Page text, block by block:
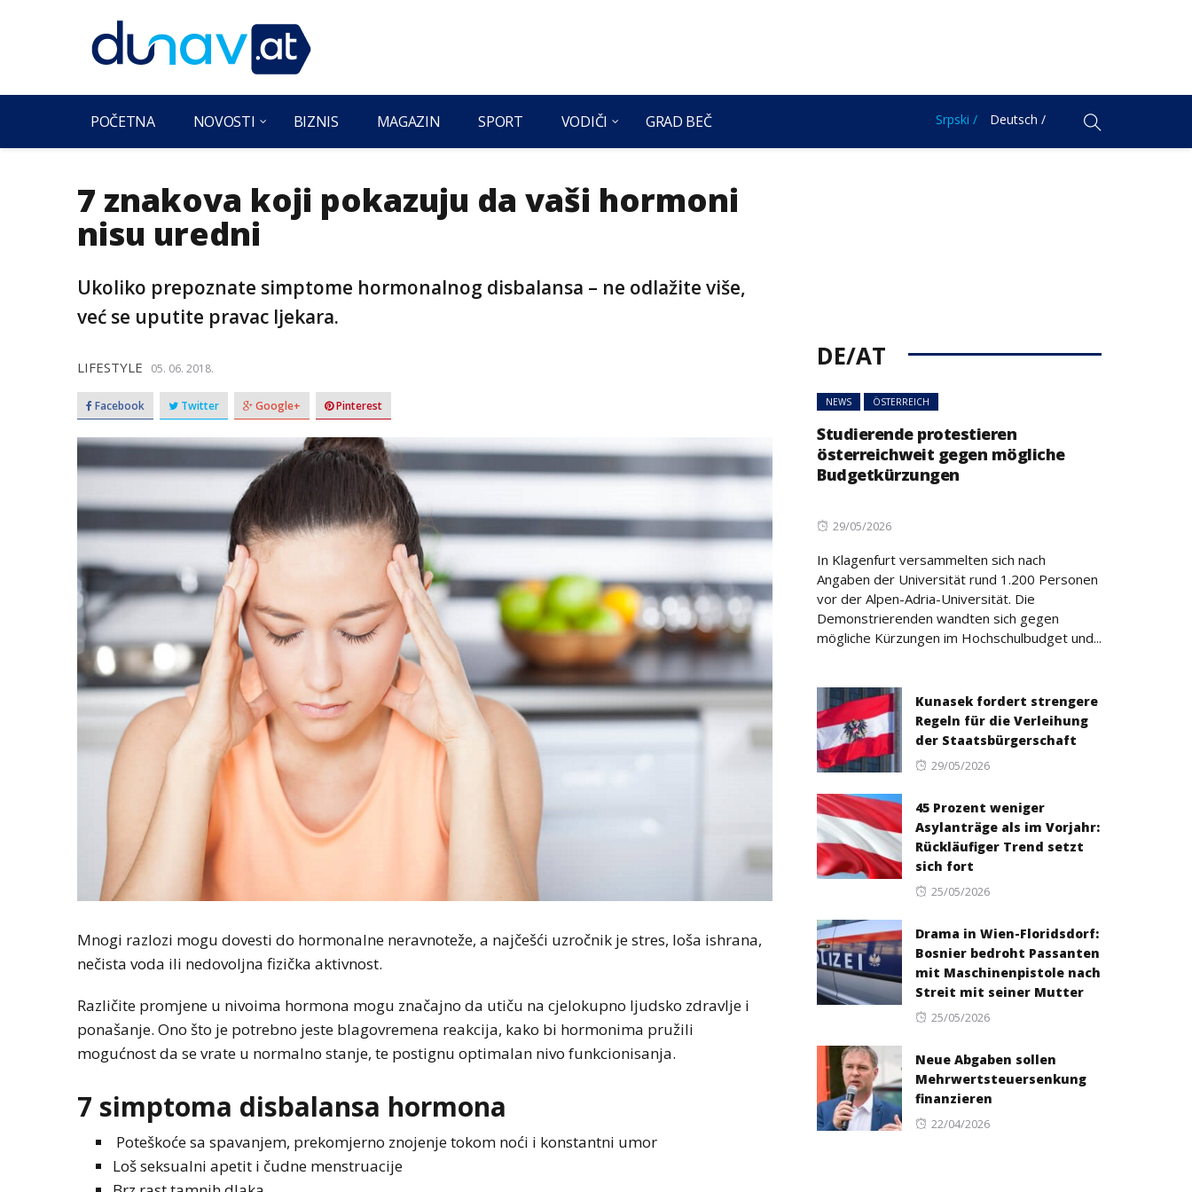
POČETNA NOVOSTI BIZNIS MAGAZIN SPORT VODIČI GRAD BEČ Srpski / Deutsch /
7 znakova koji pokazuju da vaši hormoni
nisu uredni
Ukoliko prepoznate simptome hormonalnog disbalansa – ne odlažite više,
već se uputite pravac ljekara.
LIFESTYLE 05. 06. 2018.
Facebook Twitter Google+ Pinterest
Mnogi razlozi mogu dovesti do hormonalne neravnoteže, a najčešći uzročnik je stres, loša ishrana,
nečista voda ili nedovoljna fizička aktivnost.
Različite promjene u nivoima hormona mogu značajno da utiču na cjelokupno ljudsko zdravlje i
ponašanje. Ono što je potrebno jeste blagovremena reakcija, kako bi hormonima pružili
mogućnost da se vrate u normalno stanje, te postignu optimalan nivo funkcionisanja.
7 simptoma disbalansa hormona
Poteškoće sa spavanjem, prekomjerno znojenje tokom noći i konstantni umor
Loš seksualni apetit i čudne menstruacije
DE/AT
NEWS ÖSTERREICH
Studierende protestieren
österreichweit gegen mögliche
Budgetkürzungen
Posted
29/05/2026
In Klagenfurt versammelten sich nach
Angaben der Universität rund 1.200 Personen
vor der Alpen-Adria-Universität. Die
Demonstrierenden wandten sich gegen
mögliche Kürzungen im Hochschulbudget und...
Kunasek fordert strengere
Regeln für die Verleihung
der Staatsbürgerschaft
Posted
29/05/2026
45 Prozent weniger
Asylanträge als im Vorjahr:
Rückläufiger Trend setzt
sich fort
Posted
25/05/2026
Drama in Wien-Floridsdorf:
Bosnier bedroht Passanten
mit Maschinenpistole nach
Streit mit seiner Mutter
Posted
25/05/2026
Neue Abgaben sollen
Mehrwertsteuersenkung
finanzieren
Posted
22/04/2026